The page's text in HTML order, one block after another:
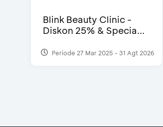
Blink Beauty Clinic -
Diskon 25% & Specia...
Periode 27 Mar 2025 - 31 Agt 2026